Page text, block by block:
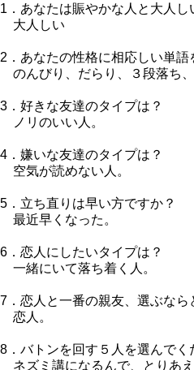
1．あなたは賑やかな人と大人し
大人しい
2．あなたの性格に相応しい単語
のんびり、だらり、３段落ち
3．好きな友達のタイプは？
ノリのいい人。
4．嫌いな友達のタイプは？
空気が読めない人。
5．立ち直りは早い方ですか？
最近早くなった。
6．恋人にしたいタイプは？
一緒にいて落ち着く人。
7．恋人と一番の親友、選ぶなら
恋人。
8．バトンを回す５人を選んでく
ネズミ講になるんで、とりあえ